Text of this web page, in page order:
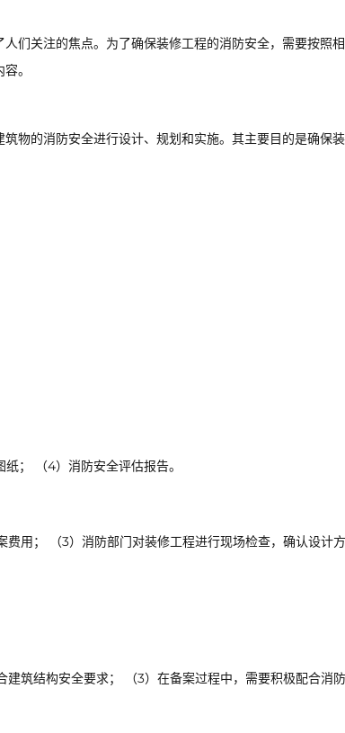
们关注的焦点。为了确保装修工程的消防安全，需要按照
。
物的消防安全进行设计、规划和实施。其主要目的是确保
； （4）消防安全评估报告。
费用； （3）消防部门对装修工程进行现场检查，确认设计
建筑结构安全要求； （3）在备案过程中，需要积极配合消